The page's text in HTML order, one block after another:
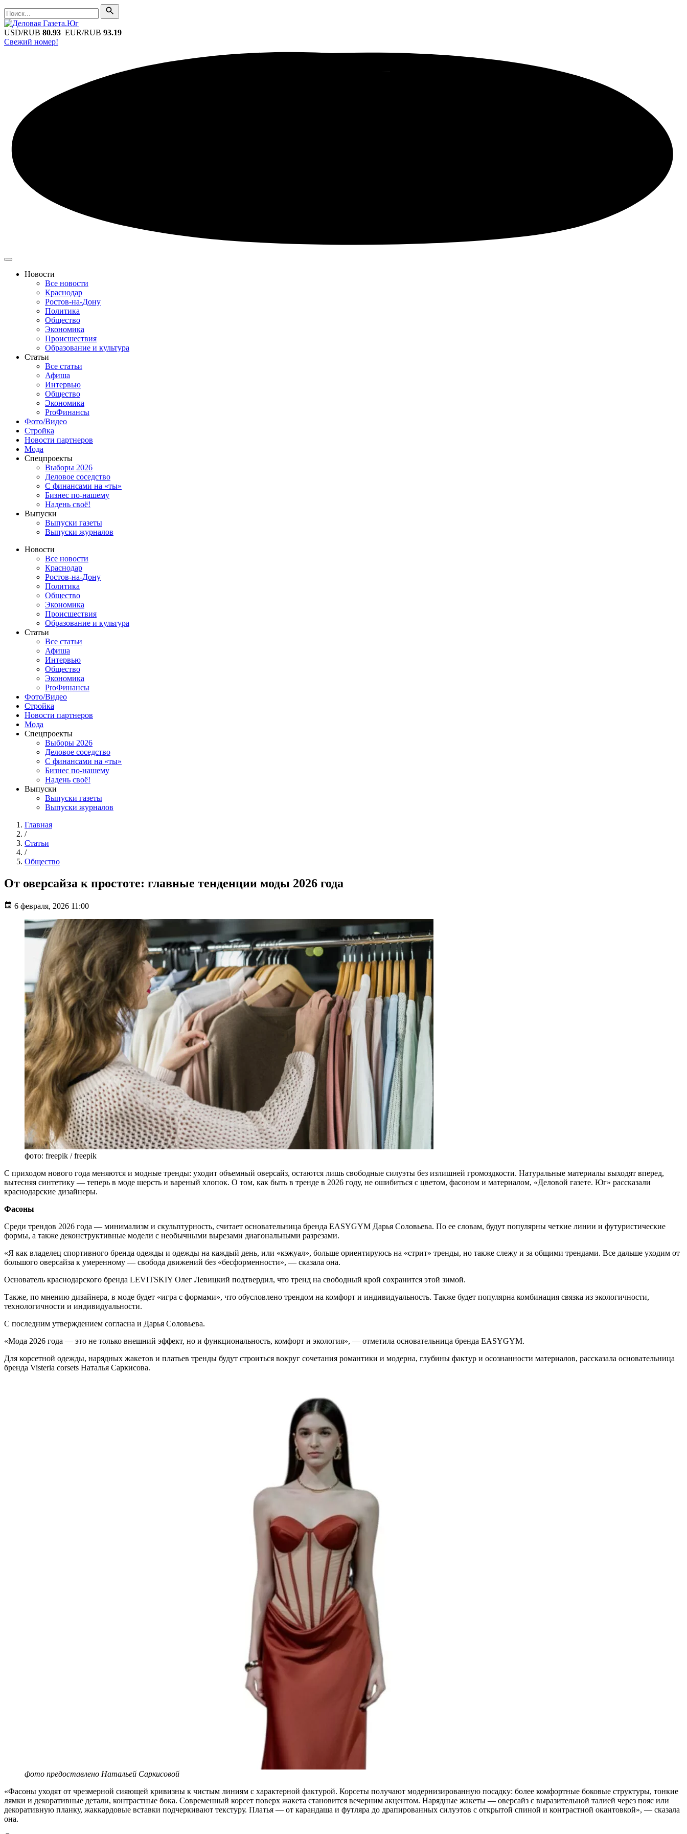
Поиск
Поиск
USD/RUB 80.93 EUR/RUB 93.19
Свежий номер!
Новости
Все новости
Краснодар
Ростов-на-Дону
Политика
Общество
Экономика
Происшествия
Образование и культура
Статьи
Все статьи
Афиша
Интервью
Общество
Экономика
ProФинансы
Фото/Видео
Стройка
Новости партнеров
Мода
Спецпроекты
Выборы 2026
Деловое соседство
С финансами на «ты»
Бизнес по-нашему
Надень своё!
Выпуски
Выпуски газеты
Выпуски журналов
Новости
Все новости
Краснодар
Ростов-на-Дону
Политика
Общество
Экономика
Происшествия
Образование и культура
Статьи
Все статьи
Афиша
Интервью
Общество
Экономика
ProФинансы
Фото/Видео
Стройка
Новости партнеров
Мода
Спецпроекты
Выборы 2026
Деловое соседство
С финансами на «ты»
Бизнес по-нашему
Надень своё!
Выпуски
Выпуски газеты
Выпуски журналов
Главная
/
Статьи
/
Общество
От оверсайза к простоте: главные тенденции моды 2026 года
6 февраля, 2026 11:00
фото: freepik / freepik
С приходом нового года меняются и модные тренды: уходит объемный оверсайз, остаются лишь свободные силуэты без излишней громоздкости. Натуральные материалы выходят вперед,
вытесняя синтетику — теперь в моде шерсть и вареный хлопок. О том, как быть в тренде в 2026 году, не ошибиться с цветом, фасоном и материалом, «Деловой газете. Юг» рассказали
краснодарские дизайнеры.
Фасоны
Среди трендов 2026 года — минимализм и скульптурность, считает основательница бренда EASYGYM Дарья Соловьева. По ее словам, будут популярны четкие линии и футуристические
формы, а также деконструктивные модели с необычными вырезами диагональными разрезами.
«Я как владелец спортивного бренда одежды и одежды на каждый день, или «кэжуал», больше ориентируюсь на «стрит» тренды, но также слежу и за общими трендами. Все дальше уходим от
большого оверсайза к умеренному — свобода движений без «бесформенности», — сказала она.
Основатель краснодарского бренда LEVITSKIY Олег Левицкий подтвердил, что тренд на свободный крой сохранится этой зимой.
Также, по мнению дизайнера, в моде будет «игра с формами», что обусловлено трендом на комфорт и индивидуальность. Также будет популярна комбинация связка из экологичности,
технологичности и индивидуальности.
С последним утверждением согласна и Дарья Соловьева.
«Мода 2026 года — это не только внешний эффект, но и функциональность, комфорт и экология», — отметила основательница бренда EASYGYM.
Для корсетной одежды, нарядных жакетов и платьев тренды будут строиться вокруг сочетания романтики и модерна, глубины фактур и осознанности материалов, рассказала основательница
бренда Visteria corsets Наталья Саркисова.
фото предоставлено Натальей Саркисовой
«Фасоны уходят от чрезмерной сияющей кривизны к чистым линиям с характерной фактурой. Корсеты получают модернизированную посадку: более комфортные боковые структуры, тонкие
лямки и декоративные детали, контрастные бока. Современный корсет поверх жакета становится вечерним акцентом. Нарядные жакеты — оверсайз с выразительной талией через пояс или
декоративную планку, жаккардовые вставки подчеркивают текстуру. Платья — от карандаша и футляра до драпированных силуэтов с открытой спиной и контрастной окантовкой», — сказала
она.